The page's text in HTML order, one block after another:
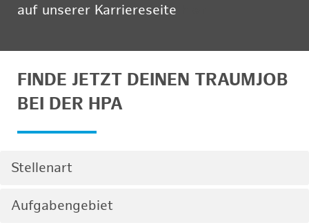
auf unserer Karriereseite
FINDE JETZT DEINEN TRAUMJOB
BEI DER HPA
Stellenart
Aufgabengebiet